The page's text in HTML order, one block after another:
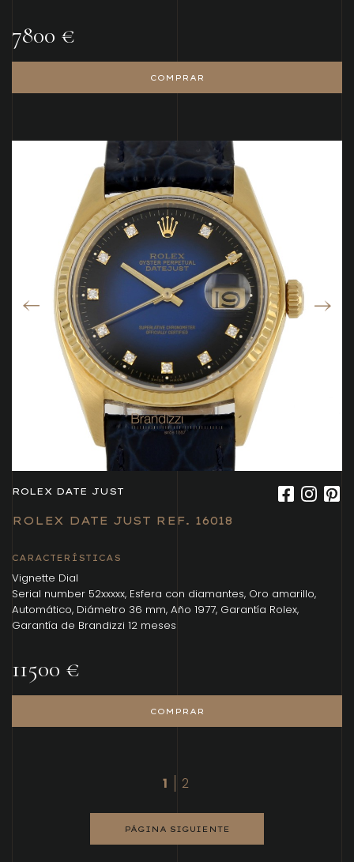
7800 €
COMPRAR
ROLEX DATE JUST
ROLEX DATE JUST REF. 16018
CARACTERÍSTICAS
Vignette Dial
Serial number 52xxxxx, Esfera con diamantes, Oro amarillo,
Automático, Diámetro 36 mm, Año 1977, Garantía Rolex,
Garantía de Brandizzi 12 meses
11500 €
COMPRAR
1 2
PÁGINA SIGUIENTE